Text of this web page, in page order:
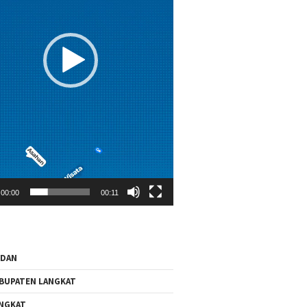
00:00 00:11
LANGKAT